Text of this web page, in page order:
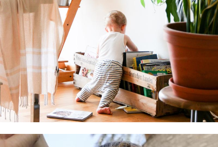
木制品都将通过
FSC® 认证，并
可追溯到森林。
生物基材
料、以合
乎道德的
方式生产
产品。
零排放，以便
将全球变暖限
制在 1.5°C。